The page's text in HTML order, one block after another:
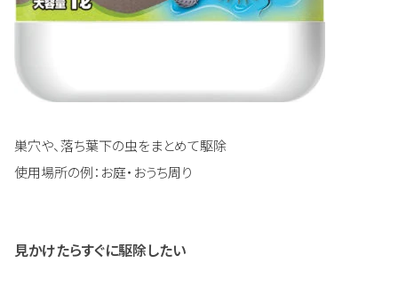
巣穴や、落ち葉下の虫をまとめて駆除
使用場所の例：お庭・おうち周り
見かけたらすぐに駆除したい